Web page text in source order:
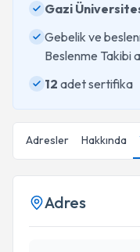
Gazi
Gebelik ve
Beslenme Takibi
12 adet sertifika
Adresler Hakkında
Adres